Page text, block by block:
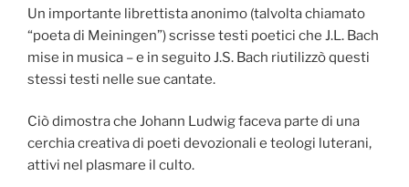
Un importante librettista anonimo (talvolta chiamato
“poeta di Meiningen”) scrisse testi poetici che J.L. Bach
mise in musica – e in seguito J.S. Bach riutilizzò questi
stessi testi nelle sue cantate.
Ciò dimostra che Johann Ludwig faceva parte di una
cerchia creativa di poeti devozionali e teologi luterani,
attivi nel plasmare il culto.